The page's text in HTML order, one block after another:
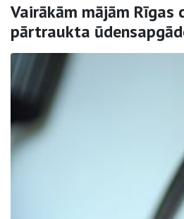
Vairākām mājām Rīgas
pārtraukta